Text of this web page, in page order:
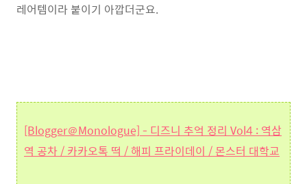
레어템이라 붙이기 아깝더군요.
[Blogger＠Monologue] - 디즈니 추억 정리 Vol4 : 역삼
역 공차 / 카카오톡 떡 / 해피 프라이데이 / 몬스터 대학교